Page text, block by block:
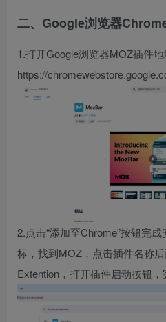
二、Google浏览器
1.打开Google浏览器MOZ插件地
https://
2.点击“添加至Chrome”按钮完
标，找到MOZ，点击插件名称
Extention，打开插件启动按钮，